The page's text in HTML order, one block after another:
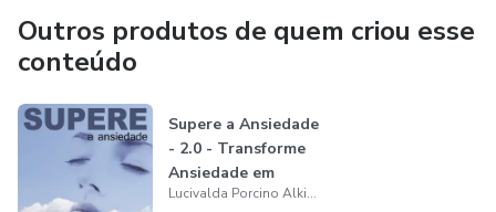
se Auto Aplicar
Passo a Passo de Como Meditar e Ser Feliz
Como Doar Energias de Cura
Outros produtos de quem criou esse
conteúdo
Supere a Ansiedade
- 2.0 - Transforme
Ansiedade em
Motivação
Lucivalda Porcino Alkimin Dias